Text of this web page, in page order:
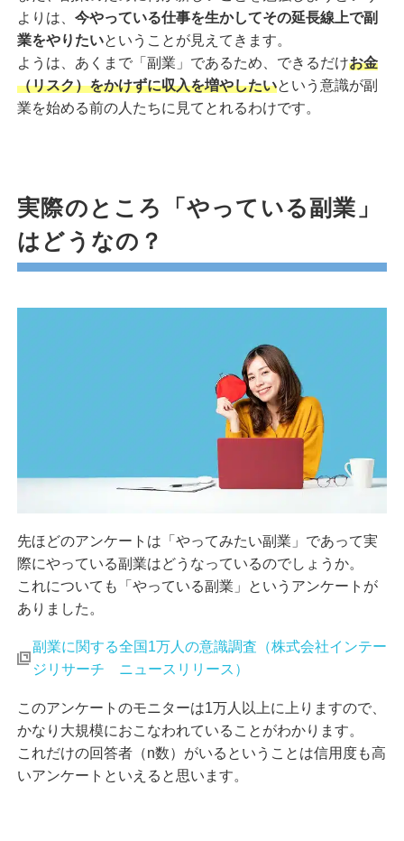
よりは、 今やっている仕事を生かしてその延長線上で副
業をやりたいということが見えてきます。
ようは、あくまで「副業」であるため、できるだけお金
（リスク）をかけずに収入を増やしたいという意識が副
業を始める前の人たちに見てとれるわけです。
実際のところ「やっている副業」
はどうなの？
先ほどのアンケートは「やってみたい副業」であって実
際にやっている副業はどうなっているのでしょうか。
これについても「やっている副業」というアンケートが
ありました。
副業に関する全国1万人の意識調査（株式会社インテー
ジリサーチ ニュースリリース）
このアンケートのモニターは1万人以上に上りますので、
かなり大規模におこなわれていることがわかります。
これだけの回答者（n数）がいるということは信用度も高
いアンケートといえると思います。